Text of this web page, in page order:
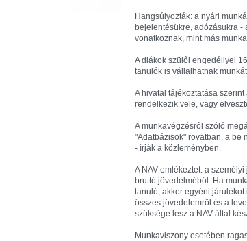
Hangsúlyozták: a nyári
bejelentésükre, adózásukra
vonatkoznak, mint más
A diákok szülői engedéllyel
tanulók is vállalhatnak
A hivatal tájékoztatása
rendelkezik vele, vagy
A munkavégzésről szóló
"Adatbázisok" rovatban, a be
- írják a közleményben.
A NAV emlékeztet: a
bruttó jövedelméből. Ha
tanuló, akkor egyéni járulékot
összes jövedelemről és a
szüksége lesz a NAV által
Munkaviszony esetében